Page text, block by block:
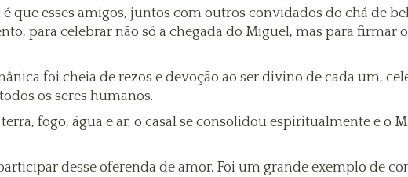
que esses amigos, juntos com outros convidados do chá de
para celebrar não só a chegada do Miguel, mas para firmar
foi cheia de rezos e devoção ao ser divino de cada um,
os seres humanos.
fogo, água e ar, o casal se consolidou espiritualmente e o
desse oferenda de amor. Foi um grande exemplo de